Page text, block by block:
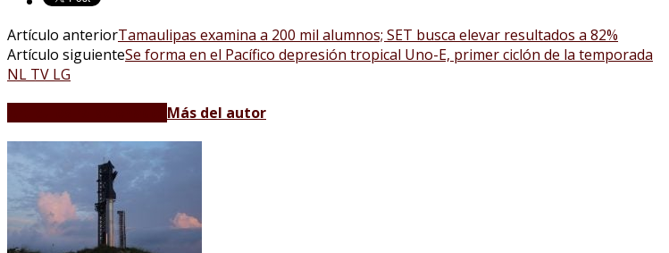
Artículo anteriorTamaulipas examina a 200 mil alumnos; SET busca elevar resultados a 82%
Artículo siguienteSe forma en el Pacífico depresión tropical Uno-E, primer ciclón de la temporada
NL TV LG
Más del autor